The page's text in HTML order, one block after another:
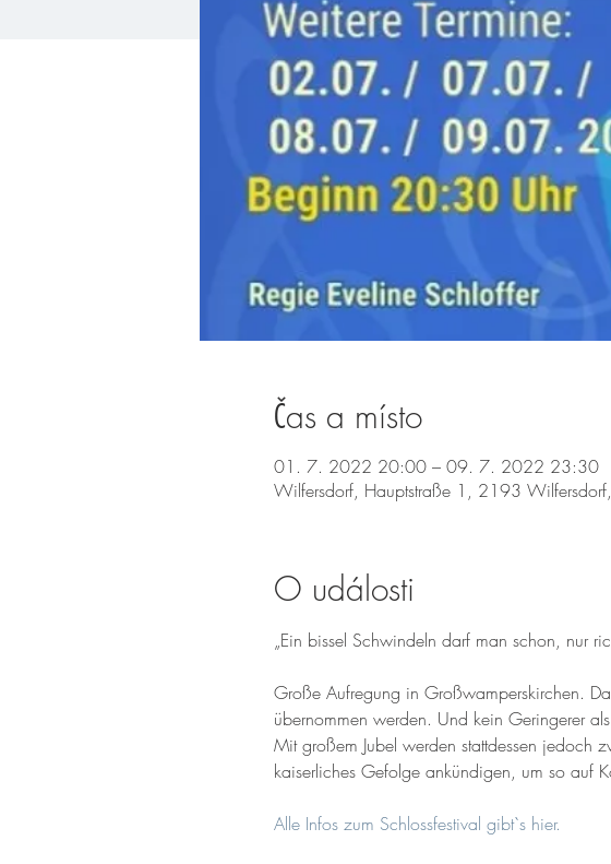
Čas a místo
01. 7. 2022 20:00 – 09. 7. 2022 23:30
Wilfersdorf, Hauptstraße 1, 2193
O události
„Ein bissel Schwindeln darf man schon, nur
Große Aufregung in Großwamperskirchen.
übernommen werden. Und kein Geringerer
Mit großem Jubel werden stattdessen jedoch
kaiserliches Gefolge ankündigen, um so auf
Alle Infos zum Schlossfestival gibt`s hier.